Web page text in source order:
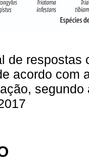
de respostas
acordo com